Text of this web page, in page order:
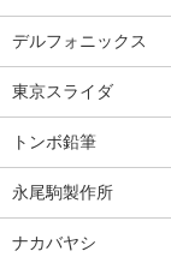
デルフォニックス
東京スライダ
トンボ鉛筆
永尾駒製作所
ナカバヤシ